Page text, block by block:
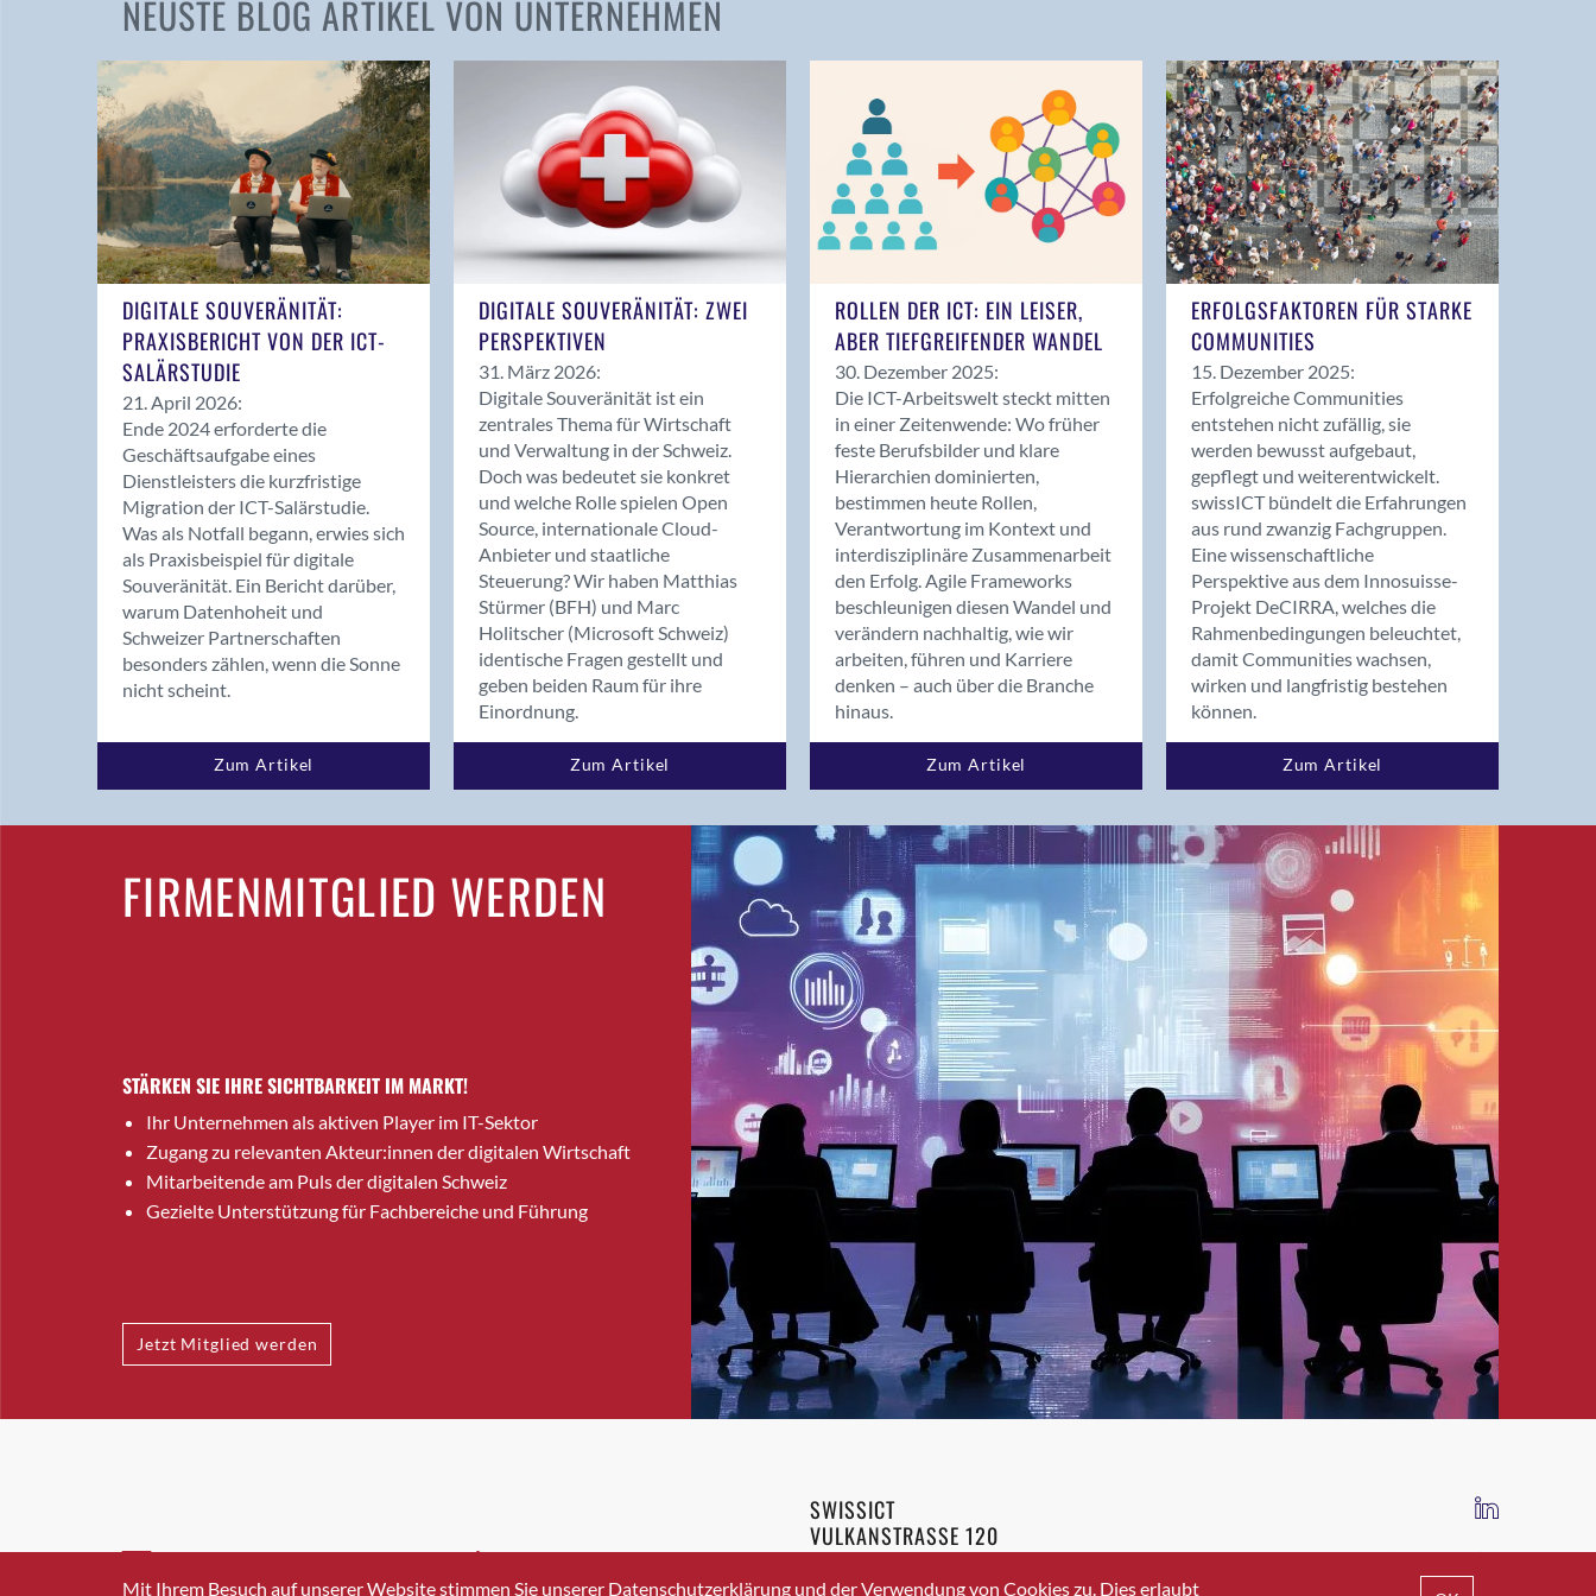
Andelfingen
Balsthal
Balzers
Bassersdorf
Benken (SG)
Bergdietikon
Bern - Liebefeld
Birsfelden
Bolligen
Bonaduz
Bonstetten
Bottighofen
Bremgarten bei Bern
Brig-Glis
Bronschhofen
Brugg
Brugg AG
Burgdorf
Bäretswil
Bülach
Cazis
Crissier
Davos Platz
NEUSTE BLOG ARTIKEL VON UNTERNEHMEN
DIGITALE SOUVERÄNITÄT:
PRAXISBERICHT VON DER ICT-
SALÄRSTUDIE
21. April 2026:
Ende 2024 erforderte die
Geschäftsaufgabe eines
Dienstleisters die kurzfristige
Migration der ICT-Salärstudie.
Was als Notfall begann, erwies sich
als Praxisbeispiel für digitale
Souveränität. Ein Bericht darüber,
warum Datenhoheit und
Schweizer Partnerschaften
besonders zählen, wenn die Sonne
nicht scheint.
Zum Artikel
DIGITALE SOUVERÄNITÄT: ZWEI
PERSPEKTIVEN
31. März 2026:
Digitale Souveränität ist ein
zentrales Thema für Wirtschaft
und Verwaltung in der Schweiz.
Doch was bedeutet sie konkret
und welche Rolle spielen Open
Source, internationale Cloud-
Anbieter und staatliche
Steuerung? Wir haben Matthias
Stürmer (BFH) und Marc
Holitscher (Microsoft Schweiz)
identische Fragen gestellt und
geben beiden Raum für ihre
Einordnung.
Zum Artikel
ROLLEN DER ICT: EIN LEISER,
ABER TIEFGREIFENDER WANDEL
30. Dezember 2025:
Die ICT-Arbeitswelt steckt mitten
in einer Zeitenwende: Wo früher
feste Berufsbilder und klare
Hierarchien dominierten,
bestimmen heute Rollen,
Verantwortung im Kontext und
interdisziplinäre Zusammenarbeit
den Erfolg. Agile Frameworks
beschleunigen diesen Wandel und
verändern nachhaltig, wie wir
arbeiten, führen und Karriere
denken – auch über die Branche
hinaus.
Zum Artikel
ERFOLGSFAKTOREN FÜR STARKE
COMMUNITIES
15. Dezember 2025:
Erfolgreiche Communities
entstehen nicht zufällig, sie
werden bewusst aufgebaut,
gepflegt und weiterentwickelt.
swissICT bündelt die Erfahrungen
aus rund zwanzig Fachgruppen.
Eine wissenschaftliche
Perspektive aus dem Innosuisse-
Projekt DeCIRRA, welches die
Rahmenbedingungen beleuchtet,
damit Communities wachsen,
wirken und langfristig bestehen
können.
Zum Artikel
FIRMENMITGLIED WERDEN
STÄRKEN SIE IHRE SICHTBARKEIT IM MARKT!
Ihr Unternehmen als aktiven Player im IT-Sektor
Zugang zu relevanten Akteur:innen der digitalen Wirtschaft
Mitarbeitende am Puls der digitalen Schweiz
Gezielte Unterstützung für Fachbereiche und Führung
Jetzt Mitglied werden
INFO@SWISSICT.CH +41 43 336 40 20
SWISSICT
VULKANSTRASSE 120
8048 ZURICH
IMPRESSUM DATENSCHUTZ AGB
Mit Ihrem Besuch auf unserer Website stimmen Sie unserer Datenschutzerklärung und der Verwendung von Cookies zu. Dies erlaubt